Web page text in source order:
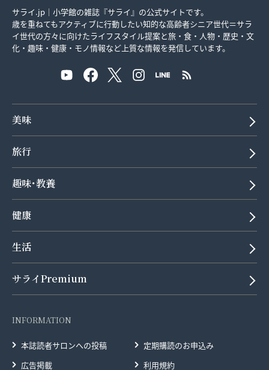
サライ.jp｜小学館の雑誌『サライ』の公式サイトです。
歳を重ねてもアクティブに行動したい知的な高齢者シニア世代＝サラ
イ世代の方々に向けたライフスタイル提案と旅・食・人物・歴史・文
化・趣味・健康・モノ情報など上質な情報を発信しています。
美味
旅行
趣味･教養
健康
生活
サライPremium
INFORMATION
本誌読者サロンへの投稿
定期購読のお申込み
広告掲載
利用規約